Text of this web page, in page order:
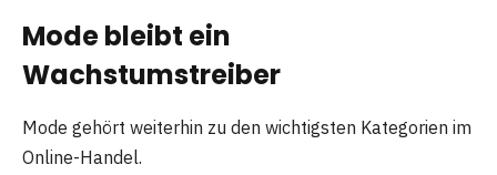
Mode bleibt ein
Wachstumstreiber
Mode gehört weiterhin zu den wichtigsten Kategorien im
Online-Handel.